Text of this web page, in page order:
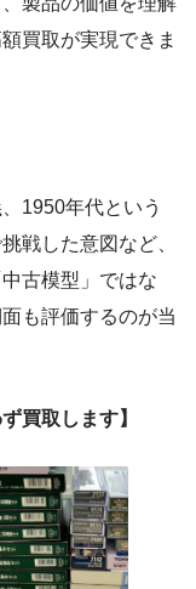
買取が実現できま
1950年代という
戦した意図など、
古模型」ではな
も評価するのが当
買取します】